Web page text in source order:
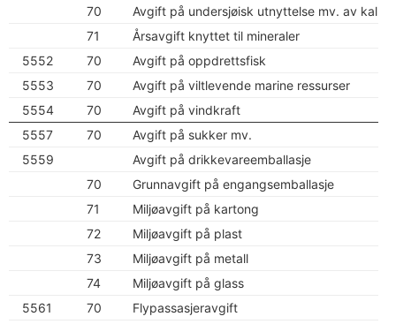
70
Avgift på undersjøisk utnyttelse mv. av
71
Årsavgift knyttet til mineraler
5552
70
Avgift på oppdrettsfisk
5553
70
Avgift på viltlevende marine ressurser
5554
70
Avgift på vindkraft
5557
70
Avgift på sukker mv.
5559
Avgift på drikkevareemballasje
70
Grunnavgift på engangsemballasje
71
Miljøavgift på kartong
72
Miljøavgift på plast
73
Miljøavgift på metall
74
Miljøavgift på glass
5561
70
Flypassasjeravgift